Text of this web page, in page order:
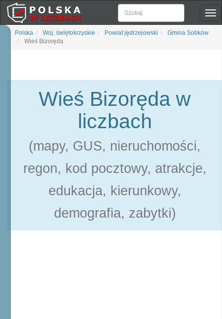
Polska Woj. świętokrzyskie Powiat jędrzejowski
Gmina Sobków
Wieś Bizoręda
Wieś Bizoręda w
liczbach
(mapy, GUS, nieruchomości,
regon, kod pocztowy, atrakcje,
edukacja, kierunkowy,
demografia, zabytki)